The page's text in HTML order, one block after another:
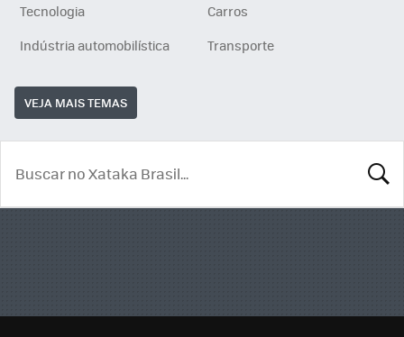
Tecnologia
Carros
Indústria automobilística
Transporte
VEJA MAIS TEMAS